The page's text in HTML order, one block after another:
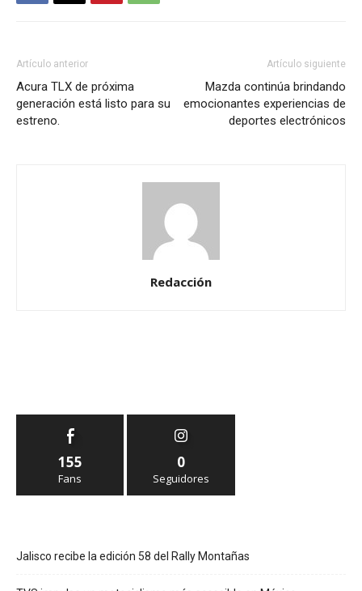
Artículo anterior
Acura TLX de próxima
generación está listo para su
estreno.
Artículo siguiente
Mazda continúa brindando
emocionantes experiencias de
deportes electrónicos
Redacción
155
Fans
0
Seguidores
Jalisco recibe la edición 58 del Rally Montañas